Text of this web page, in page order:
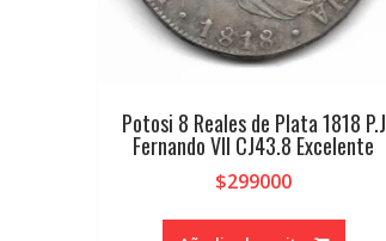
Potosi 8 Reales de Plata 1818 P.J
Fernando VII CJ43.8 Excelente
$299000